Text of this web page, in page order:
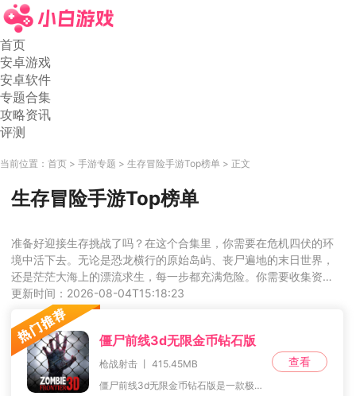
首页
安卓游戏
安卓软件
专题合集
攻略资讯
评测
当前位置： 首页 手游专题 生存冒险手游Top榜单 正文
生存冒险手游Top榜单
准备好迎接生存挑战了吗？在这个合集里，你需要在危机四伏的环
境中活下去。无论是恐龙横行的原始岛屿、丧尸遍地的末日世界，
还是茫茫大海上的漂流求生，每一步都充满危险。你需要收集资
源、建造庇护所、制作武器、狩猎食物，并时刻警惕周围的威胁。
游戏高度自由，玩法硬核，每一次决策都关乎生死。喜欢挑战和探
索的玩家，这里绝对能满足你的冒险欲望。
更新时间：2026-08-04T15:18:23
僵尸前线3d无限金币钻石版
枪战射击 丨 415.45MB
僵尸前线3d无限金币钻石版是一款极具魅力的射击生存游戏。在这个危机四伏的末日世界里，食物和水源的匮乏是玩家首先要解决的问题。你需要组成小队，前往废弃的城市和村庄
查看